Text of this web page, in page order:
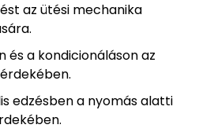
az ütési mechanika
és a kondicionáláson az
edzésben a nyomás alatti